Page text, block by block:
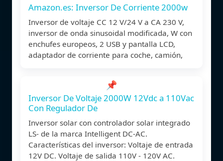
Amazon.es: Inversor De Corriente 2000w
Inversor de voltaje CC 12 V/24 V a CA 230 V,
inversor de onda sinusoidal modificada, W con
enchufes europeos, 2 USB y pantalla LCD,
adaptador de corriente para coche, camión,
📌
Inversor De Voltaje 2000W 12Vdc a 110Vac
Con Regulador De
Inversor solar con controlador solar integrado
LS- de la marca Intelligent DC-AC.
Características del inversor: Voltaje de entrada
12V DC. Voltaje de salida 110V - 120V AC.